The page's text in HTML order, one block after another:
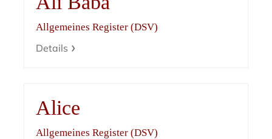
Allgemeines Register (DSV)
Details
Alice
Allgemeines Register (DSV)